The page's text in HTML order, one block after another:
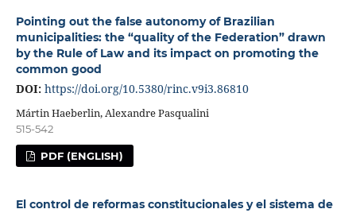
Pointing out the false autonomy of Brazilian
municipalities: the “quality of the Federation” drawn
by the Rule of Law and its impact on promoting the
common good
DOI: https://doi.org/10.5380/rinc.v9i3.86810
Mártin Haeberlin, Alexandre Pasqualini
515-542
PDF (ENGLISH)
El control de reformas constitucionales y el sistema de